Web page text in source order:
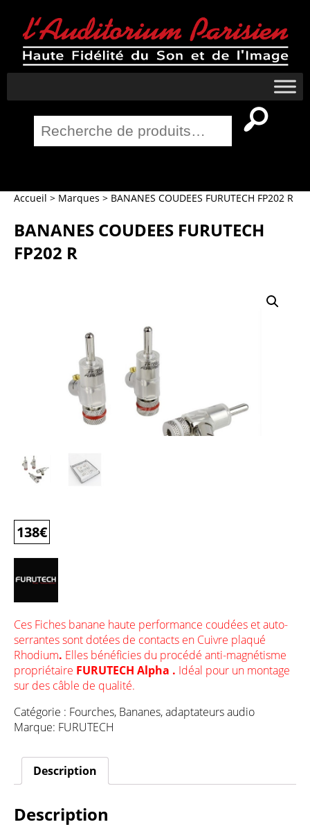
pour :
Accueil > Marques > BANANES COUDEES FURUTECH FP202 R
BANANES COUDEES FURUTECH
FP202 R
138€
Ces Fiches banane haute performance coudées et auto-
serrantes sont dotées de contacts en Cuivre plaqué
Rhodium. Elles bénéficies du procédé anti-magnétisme
propriétaire FURUTECH Alpha . Idéal pour un montage
sur des câble de qualité.
Catégorie : Fourches, Bananes, adaptateurs audio
Marque: FURUTECH
Description
Description